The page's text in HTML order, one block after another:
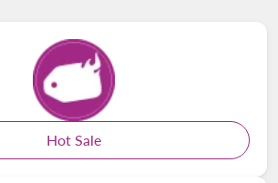
Hot Sale